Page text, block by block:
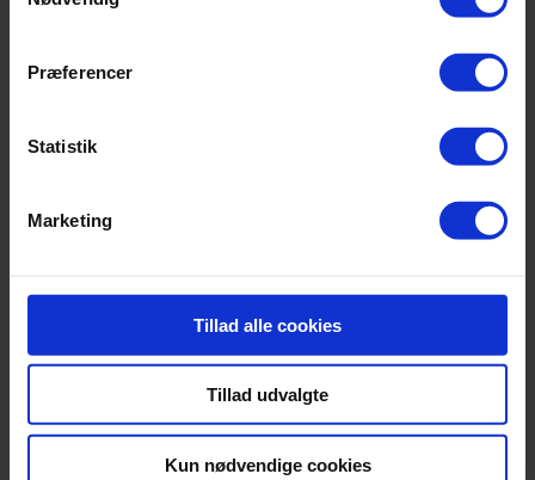
Præferencer
Statistik
Marketing
Tillad alle cookies
Tillad udvalgte
Kun nødvendige cookies
Du vælger selv, om du vil besøge os i butikken – eller om vi skal
Det tager ca. 40 minutter og koster 500 kr.
ved køb af seng.
Hjemmebesøg tilbydes i hele Danmark (undtagen ikke brofaste øer).